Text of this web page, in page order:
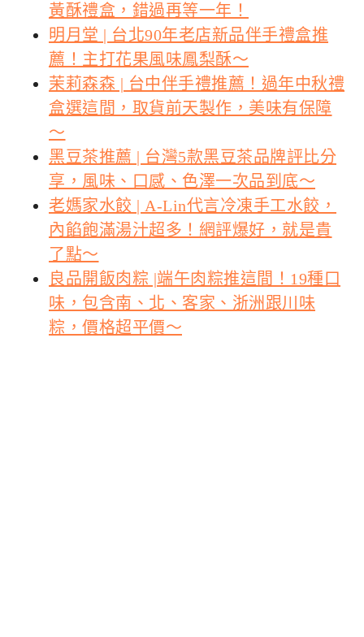
黃酥禮盒，錯過再等一年！
明月堂 | 台北90年老店新品伴手禮盒推
薦！主打花果風味鳳梨酥～
茉莉森森 | 台中伴手禮推薦！過年中秋禮
盒選這間，取貨前天製作，美味有保障
～
黑豆茶推薦 | 台灣5款黑豆茶品牌評比分
享，風味、口感、色澤一次品到底～
老媽家水餃 | A-Lin代言冷凍手工水餃，
內餡飽滿湯汁超多！網評爆好，就是貴
了點～
良品開飯肉粽 |端午肉粽推這間！19種口
味，包含南、北、客家、浙洲跟川味
粽，價格超平價～